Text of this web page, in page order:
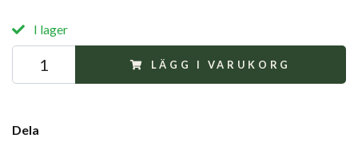
I lager
LÄGG I VARUKORG
Dela